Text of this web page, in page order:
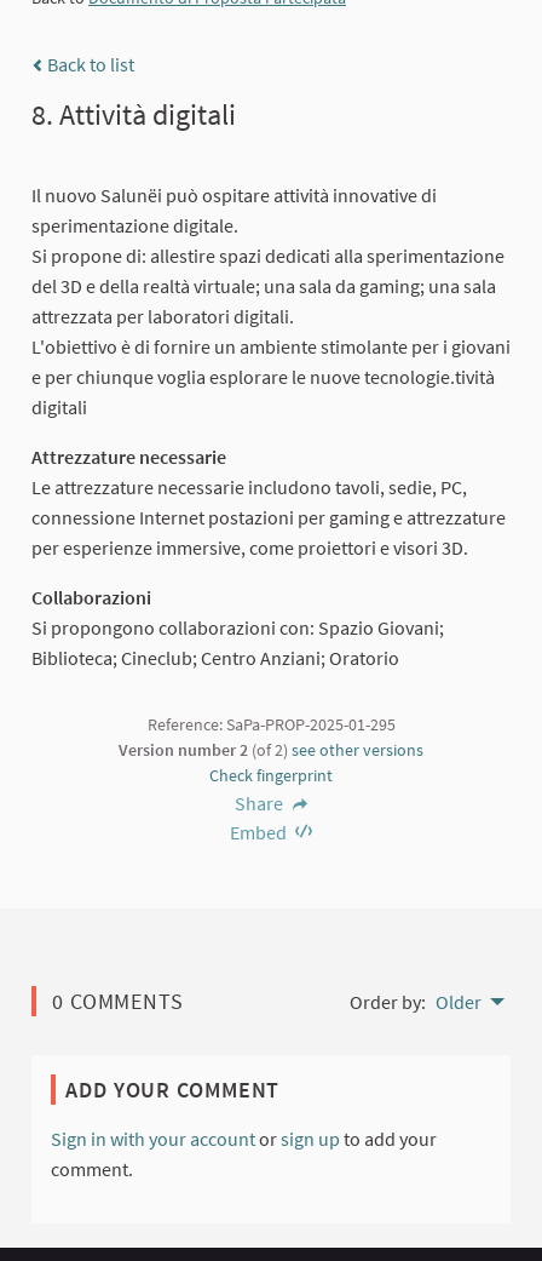
Back to list
8. Attività digitali
Il nuovo Salunëi può ospitare attività innovative di
sperimentazione digitale.
Si propone di: allestire spazi dedicati alla sperimentazione
del 3D e della realtà virtuale; una sala da gaming; una sala
attrezzata per laboratori digitali.
L'obiettivo è di fornire un ambiente stimolante per i giovani
e per chiunque voglia esplorare le nuove tecnologie.tività
digitali
Attrezzature necessarie
Le attrezzature necessarie includono tavoli, sedie, PC,
connessione Internet postazioni per gaming e attrezzature
per esperienze immersive, come proiettori e visori 3D.
Collaborazioni
Si propongono collaborazioni con: Spazio Giovani;
Biblioteca; Cineclub; Centro Anziani; Oratorio
Reference: SaPa-PROP-2025-01-295
Version number 2 (of 2) see other versions
Check fingerprint
Share
Embed
0 COMMENTS Order by: Older
ADD YOUR COMMENT
Sign in with your accountorsign up to add your
comment.